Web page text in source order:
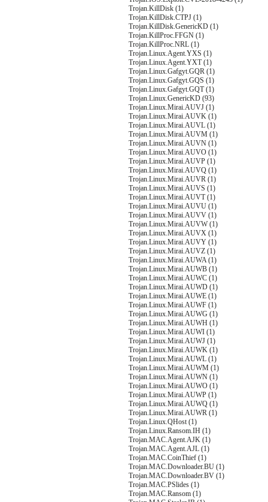
Trojan.KillDisk (1)
Trojan.KillDisk.CTPJ (1)
Trojan.KillDisk.GenericKD (1)
Trojan.KillProc.FFGN (1)
Trojan.KillProc.NRL (1)
Trojan.Linux.Agent.YXS (1)
Trojan.Linux.Agent.YXT (1)
Trojan.Linux.Gafgyt.GQR (1)
Trojan.Linux.Gafgyt.GQS (1)
Trojan.Linux.Gafgyt.GQT (1)
Trojan.Linux.GenericKD (93)
Trojan.Linux.Mirai.AUVJ (1)
Trojan.Linux.Mirai.AUVK (1)
Trojan.Linux.Mirai.AUVL (1)
Trojan.Linux.Mirai.AUVM (1)
Trojan.Linux.Mirai.AUVN (1)
Trojan.Linux.Mirai.AUVO (1)
Trojan.Linux.Mirai.AUVP (1)
Trojan.Linux.Mirai.AUVQ (1)
Trojan.Linux.Mirai.AUVR (1)
Trojan.Linux.Mirai.AUVS (1)
Trojan.Linux.Mirai.AUVT (1)
Trojan.Linux.Mirai.AUVU (1)
Trojan.Linux.Mirai.AUVV (1)
Trojan.Linux.Mirai.AUVW (1)
Trojan.Linux.Mirai.AUVX (1)
Trojan.Linux.Mirai.AUVY (1)
Trojan.Linux.Mirai.AUVZ (1)
Trojan.Linux.Mirai.AUWA (1)
Trojan.Linux.Mirai.AUWB (1)
Trojan.Linux.Mirai.AUWC (1)
Trojan.Linux.Mirai.AUWD (1)
Trojan.Linux.Mirai.AUWE (1)
Trojan.Linux.Mirai.AUWF (1)
Trojan.Linux.Mirai.AUWG (1)
Trojan.Linux.Mirai.AUWH (1)
Trojan.Linux.Mirai.AUWI (1)
Trojan.Linux.Mirai.AUWJ (1)
Trojan.Linux.Mirai.AUWK (1)
Trojan.Linux.Mirai.AUWL (1)
Trojan.Linux.Mirai.AUWM (1)
Trojan.Linux.Mirai.AUWN (1)
Trojan.Linux.Mirai.AUWO (1)
Trojan.Linux.Mirai.AUWP (1)
Trojan.Linux.Mirai.AUWQ (1)
Trojan.Linux.Mirai.AUWR (1)
Trojan.Linux.QHost (1)
Trojan.Linux.Ransom.IH (1)
Trojan.MAC.Agent.AJK (1)
Trojan.MAC.Agent.AJL (1)
Trojan.MAC.CoinThief (1)
Trojan.MAC.Downloader.BU (1)
Trojan.MAC.Downloader.BV (1)
Trojan.MAC.PSlides (1)
Trojan.MAC.Ransom (1)